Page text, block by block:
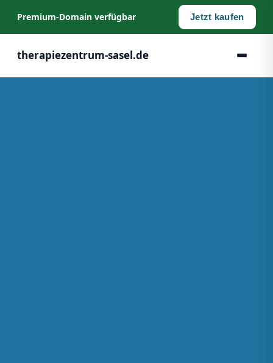
Premium‑Domain verfügbar Jetzt kaufen
therapiezentrum-sasel.de